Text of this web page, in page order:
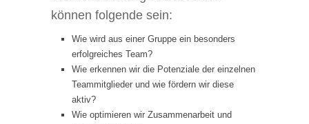
können folgende sein:
Wie wird aus einer Gruppe ein besonders
erfolgreiches Team?
Wie erkennen wir die Potenziale der einzelnen
Teammitglieder und wie fördern wir diese
aktiv?
Wie optimieren wir Zusammenarbeit und